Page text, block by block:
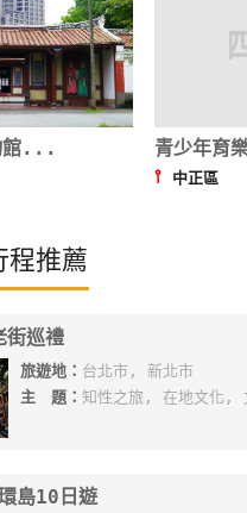
館... 青少年育
⫯ 中正區
程推薦
街巡禮
旅遊地： 台北市, 新北市
主 題： 知性之旅, 在地文化,
島10日遊